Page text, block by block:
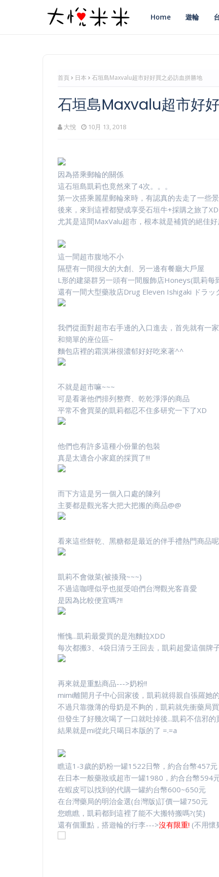
Home 遊輪
首頁 日本 石垣島Maxvalu超市好好買之必訪血拼勝地
石垣島Maxvalu超市好
大悅 10月 13, 2018
因為搭乘郵輪的關係
這石垣島凱莉也竟然來了4次。。。
第一次搭乘麗星郵輪來時，有認真的去走了一些
後來，來到這裡都變成享受石垣牛+採購之旅了XD
尤其是這間MaxValu超市，根本就是補貨的絕佳好
這一間超市腹地不小
隔壁有一間很大的大創、另一邊有餐廳大戶屋
L形的建築群另一頭有一間服飾店Honeys(凱莉每
還有一間大型藥妝店Drug Eleven Ishigaki ドラッ
我們從面對超市右手邊的入口進去，首先就有一
和簡單的座位區~
麵包店裡的霜淇淋很濃郁好好吃來著^^
不就是超市嘛~~~
可是看著他們排列整齊、乾乾淨淨的商品
平常不會買菜的凱莉都忍不住多研究一下了XD
他們也有許多這種小份量的包裝
真是太適合小家庭的採買了!!!
而下方這是另一個入口處的陳列
主要都是觀光客大把大把搬的商品@@
看來這些餅乾、黑糖都是最近的伴手禮熱門商品
凱莉不會做菜(被揍飛~~~)
不過這咖哩似乎也挺受咱們台灣觀光客喜愛
是因為比較便宜嗎?!!
慚愧...凱莉最愛買的是泡麵拉XDD
每次都搬3、4袋日清ラ王回去，凱莉超愛這個牌
再來就是重點商品--->奶粉!!
mimi離開月子中心回家後，凱莉就得親自張羅她
不過只靠微薄的母奶是不夠的，凱莉就先衝藥局
但發生了好幾次喝了一口就吐掉後...凱莉不信邪
結果就是mi從此只喝日本版的了 =.=a
瞧這1-3歲的奶粉一罐1522日幣，約合台幣457元
在日本一般藥妝或超市一罐1980，約合台幣594
在蝦皮可以找到的代購一罐約台幣600~650元
在台灣藥局的明治金選(台灣版)訂價一罐750元
您瞧瞧，凱莉都到這裡了能不大搬特搬嗎?(笑)
還有個重點，搭遊輪的行李--->沒有限重! (不用懷